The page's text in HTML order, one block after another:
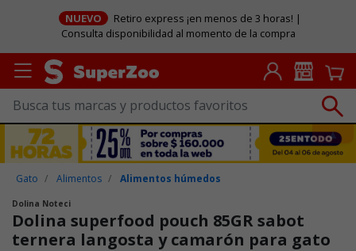
NUEVO
Retiro express ¡en menos de 3 horas! |
Consulta disponibilidad al momento de la compra
Gato Alimentos Alimentos húmedos
Dolina Noteci
Dolina superfood pouch 85GR sabot
ternera langosta y camarón para gato